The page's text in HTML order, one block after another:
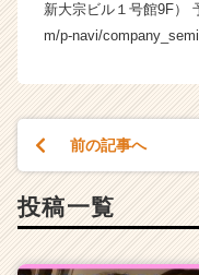
ト
チ
キ
（
r
新大宗ビル１号館9F）
m/p-navi/
前の記事へ
投稿一覧